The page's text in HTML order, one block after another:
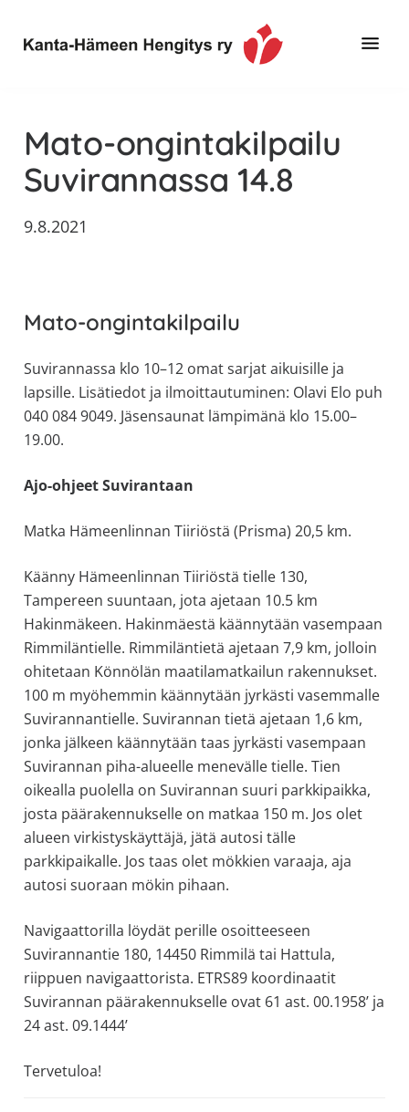
pääsisältöön
ensisijaiseen
alatunnisteeseen
Hämeen
Hengitys
ry
tietoa,
erityisesti
jos
koskettaa
keuhkosairaudet,
sisäilma
tai
allergiat.
K-
Hengitys
ry
Mato-ongintakilpailu
Suvirannassa 14.8
9.8.2021
Mato-ongintakilpailu
Suvirannassa klo 10–12 omat sarjat aikuisille ja
lapsille. Lisätiedot ja ilmoittautuminen: Olavi Elo puh
040 084 9049. Jäsensaunat lämpimänä klo 15.00–
19.00.
Ajo-ohjeet Suvirantaan
Matka Hämeenlinnan Tiiriöstä (Prisma) 20,5 km.
Käänny Hämeenlinnan Tiiriöstä tielle 130,
Tampereen suuntaan, jota ajetaan 10.5 km
Hakinmäkeen. Hakinmäestä käännytään vasempaan
Rimmiläntielle. Rimmiläntietä ajetaan 7,9 km, jolloin
ohitetaan Könnölän maatilamatkailun rakennukset.
100 m myöhemmin käännytään jyrkästi vasemmalle
Suvirannantielle. Suvirannan tietä ajetaan 1,6 km,
jonka jälkeen käännytään taas jyrkästi vasempaan
Suvirannan piha-alueelle menevälle tielle. Tien
oikealla puolella on Suvirannan suuri parkkipaikka,
josta päärakennukselle on matkaa 150 m. Jos olet
alueen virkistyskäyttäjä, jätä autosi tälle
parkkipaikalle. Jos taas olet mökkien varaaja, aja
autosi suoraan mökin pihaan.
Navigaattorilla löydät perille osoitteeseen
Suvirannantie 180, 14450 Rimmilä tai Hattula,
riippuen navigaattorista. ETRS89 koordinaatit
Suvirannan päärakennukselle ovat 61 ast. 00.1958’ ja
24 ast. 09.1444’
Tervetuloa!